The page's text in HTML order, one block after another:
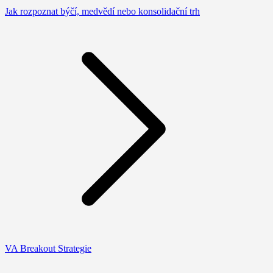
Jak rozpoznat býčí, medvědí nebo konsolidační trh
VA Breakout Strategie